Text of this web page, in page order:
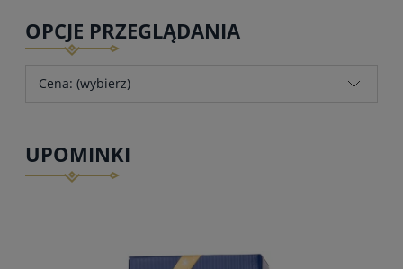
OPCJE PRZEGLĄDANIA
Cena: (wybierz)
UPOMINKI